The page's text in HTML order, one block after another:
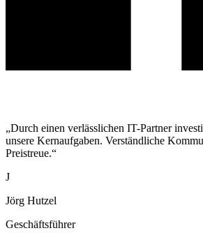
„Durch einen verlässlichen IT-Partner
unsere Kernaufgaben. Verständliche
Preistreue.“
J
Jörg Hutzel
Geschäftsführer